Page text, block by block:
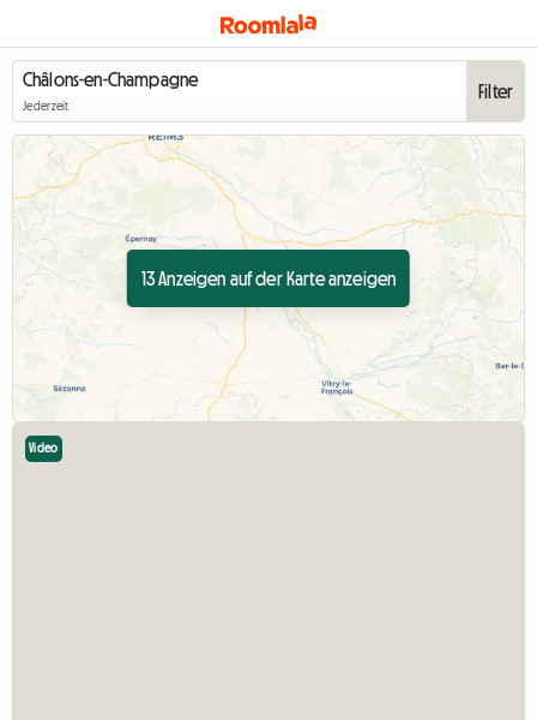
Jederzeit
Filter
13 Anzeigen auf der Karte anzeigen
Video